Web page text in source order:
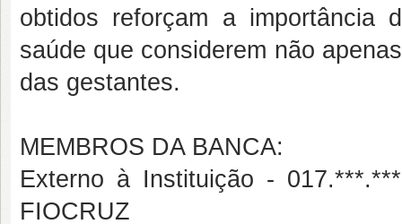
obtidos reforçam a importância
saúde que considerem não
das gestantes.
MEMBROS DA BANCA:
Externo à Instituição -
FIOCRUZ